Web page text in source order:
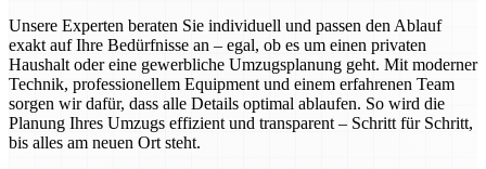
Unsere Experten beraten Sie individuell und passen den Ablauf
exakt auf Ihre Bedürfnisse an – egal, ob es um einen privaten
Haushalt oder eine gewerbliche Umzugsplanung geht. Mit moderner
Technik, professionellem Equipment und einem erfahrenen Team
sorgen wir dafür, dass alle Details optimal ablaufen. So wird die
Planung Ihres Umzugs effizient und transparent – Schritt für Schritt,
bis alles am neuen Ort steht.